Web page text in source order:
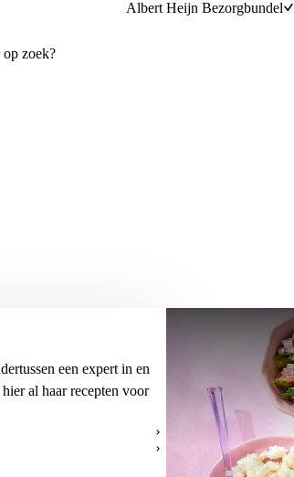
Albert Heijn Bezorgbundel
een expert in en
al haar recepten voor